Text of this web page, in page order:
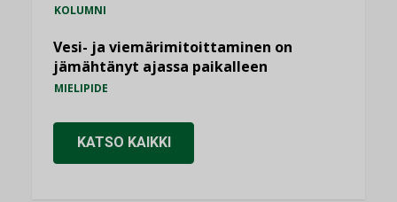
KOLUMNI
Vesi- ja viemärimitoittaminen on
jämähtänyt ajassa paikalleen
MIELIPIDE
KATSO KAIKKI